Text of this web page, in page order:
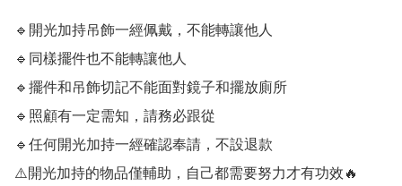
🔹️開光加持吊飾一經佩戴，不能轉讓他人
🔹️同樣擺件也不能轉讓他人
🔹️擺件和吊飾切記不能面對鏡子和擺放廁所
🔹️照顧有一定需知，請務必跟從
🔹️任何開光加持一經確認奉請，不設退款
⚠️開光加持的物品僅輔助，自己都需要努力才有功效🔥